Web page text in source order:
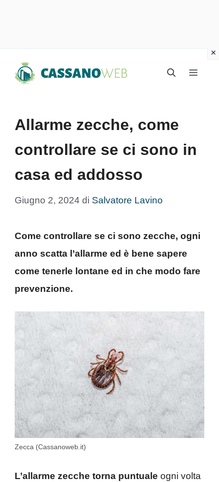
Menu
Allarme zecche, come
controllare se ci sono in
casa ed addosso
Giugno 2, 2024 di Salvatore Lavino
Come controllare se ci sono zecche, ogni
anno scatta l’allarme ed è bene sapere
come tenerle lontane ed in che modo fare
prevenzione.
Zecca (Cassanoweb.it)
L’allarme zecche torna puntuale ogni volta